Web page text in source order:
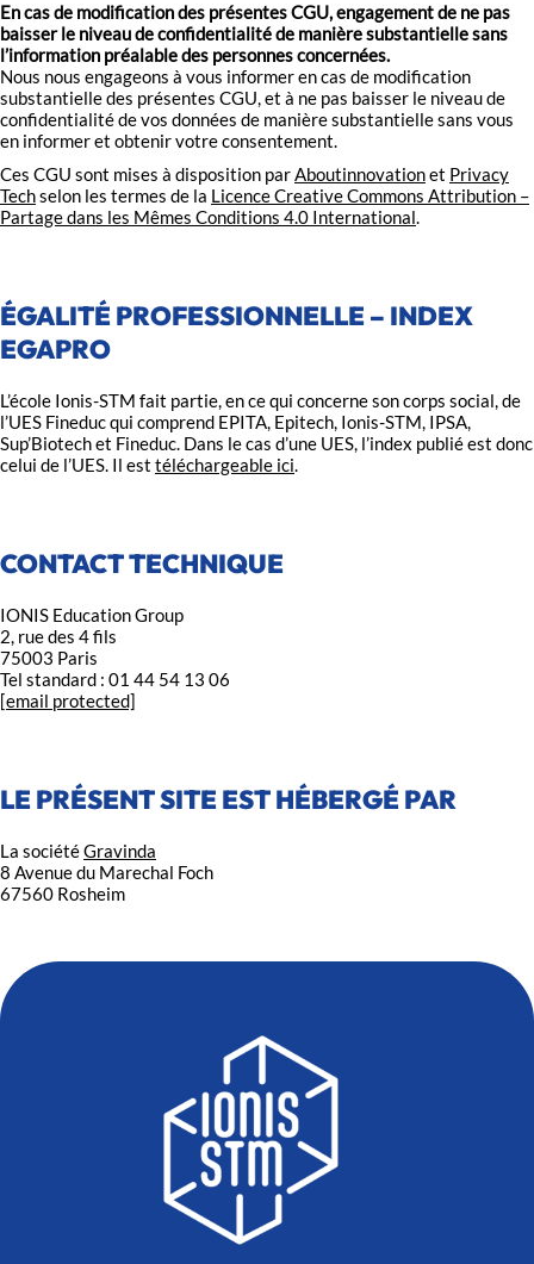
En cas de modification des présentes CGU, engagement de ne pas
baisser le niveau de confidentialité de manière substantielle sans
l’information préalable des personnes concernées.
Nous nous engageons à vous informer en cas de modification
substantielle des présentes CGU, et à ne pas baisser le niveau de
confidentialité de vos données de manière substantielle sans vous
en informer et obtenir votre consentement.
Ces CGU sont mises à disposition parAboutinnovationet Privacy
Techselon les termes de la Licence Creative Commons Attribution –
Partage dans les Mêmes Conditions 4.0 International.
ÉGALITÉ PROFESSIONNELLE – INDEX
EGAPRO
L’école Ionis-STM fait partie, en ce qui concerne son corps social, de
l’UES Fineduc qui comprend EPITA, Epitech, Ionis-STM, IPSA,
Sup’Biotech et Fineduc. Dans le cas d’une UES, l’index publié est donc
celui de l’UES. Il est téléchargeable ici.
CONTACT TECHNIQUE
IONIS Education Group
2, rue des 4 fils
75003 Paris
Tel standard : 01 44 54 13 06
[email protected]
LE PRÉSENT SITE EST HÉBERGÉ PAR
La sociétéGravinda
8 Avenue du Marechal Foch
67560 Rosheim